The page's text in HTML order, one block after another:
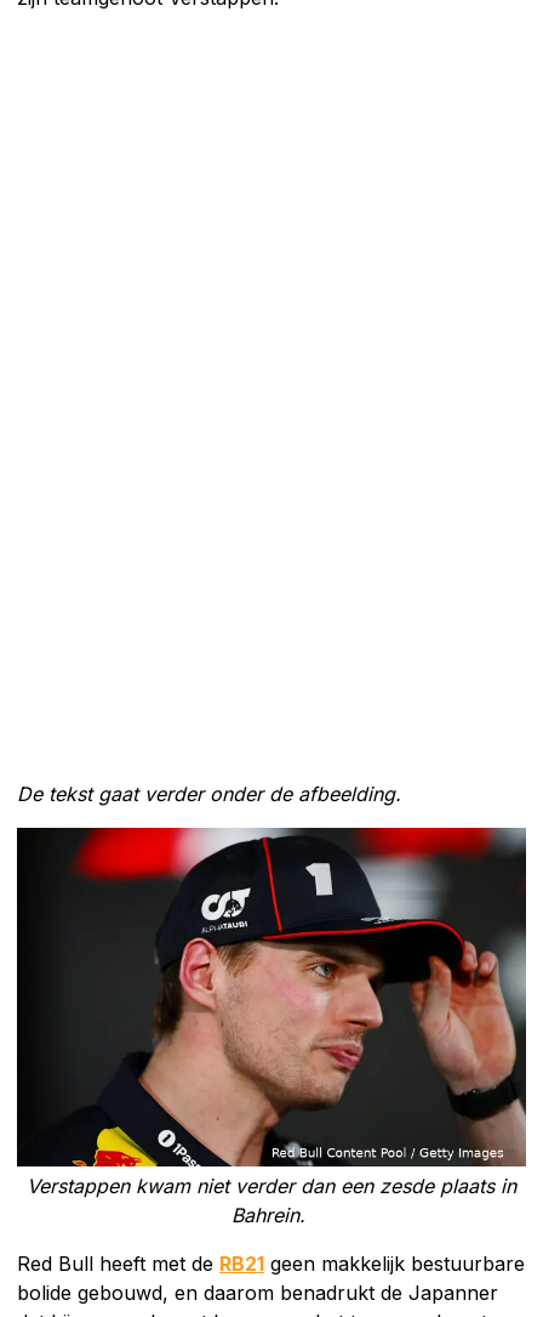
De tekst gaat verder onder de afbeelding.
Verstappen kwam niet verder dan een zesde plaats in
Bahrein.
Red Bull heeft met de RB21 geen makkelijk bestuurbare
bolide gebouwd, en daarom benadrukt de Japanner